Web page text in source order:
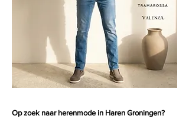
Op zoek naar herenmode in Haren Groningen?